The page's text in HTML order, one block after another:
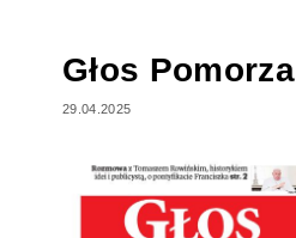
Głos Pomorza
29.04.2025